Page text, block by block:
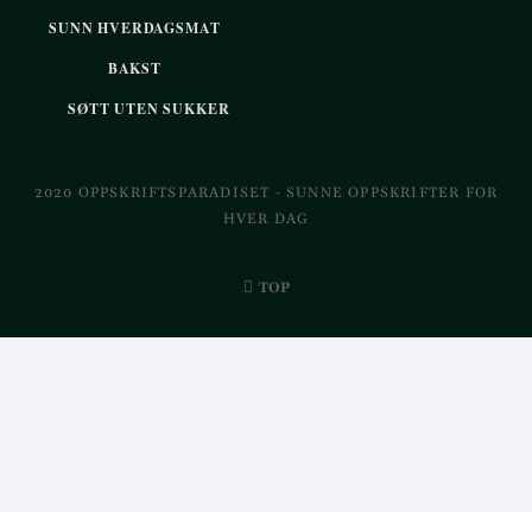
SUNN HVERDAGSMAT
BAKST
SØTT UTEN SUKKER
2020 OPPSKRIFTSPARADISET - SUNNE OPPSKRIFTER FOR
HVER DAG
TOP